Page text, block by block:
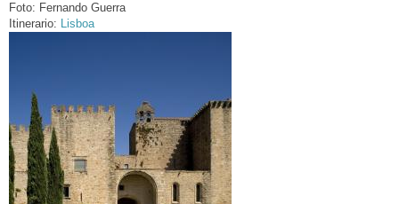
Foto: Fernando Guerra
Itinerario: Lisboa